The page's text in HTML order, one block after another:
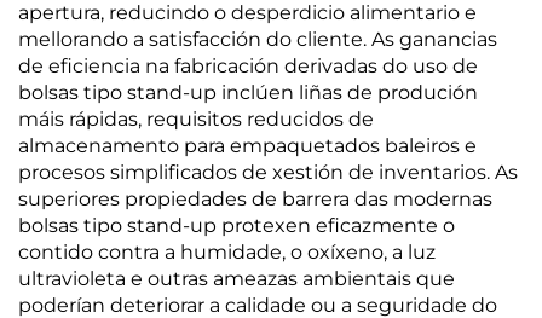
apertura, reducindo o desperdicio alimentario e
mellorando a satisfacción do cliente. As ganancias
de eficiencia na fabricación derivadas do uso de
bolsas tipo stand-up inclúen liñas de produción
máis rápidas, requisitos reducidos de
almacenamento para empaquetados baleiros e
procesos simplificados de xestión de inventarios. As
superiores propiedades de barrera das modernas
bolsas tipo stand-up protexen eficazmente o
contido contra a humidade, o oxíxeno, a luz
ultravioleta e outras ameazas ambientais que
poderían deteriorar a calidade ou a seguridade do